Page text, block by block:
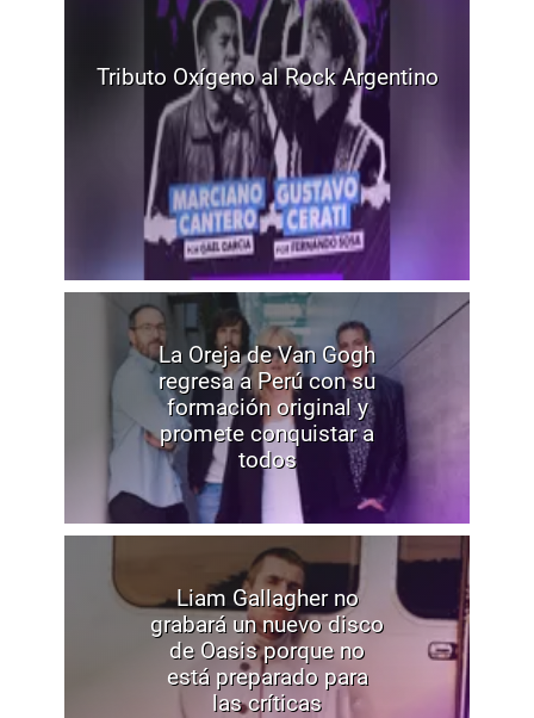
Tributo Oxígeno al Rock Argentino
La Oreja de Van Gogh
regresa a Perú con su
formación original y
promete conquistar a
todos
Liam Gallagher no
grabará un nuevo disco
de Oasis porque no
está preparado para
las críticas